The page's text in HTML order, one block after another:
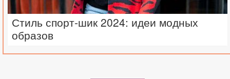
Стиль спорт-шик 2024: идеи модных
образов